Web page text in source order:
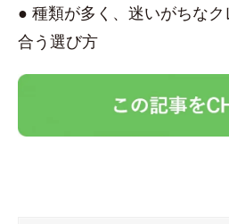
● 種類が多く、迷いがちな
合う選び方